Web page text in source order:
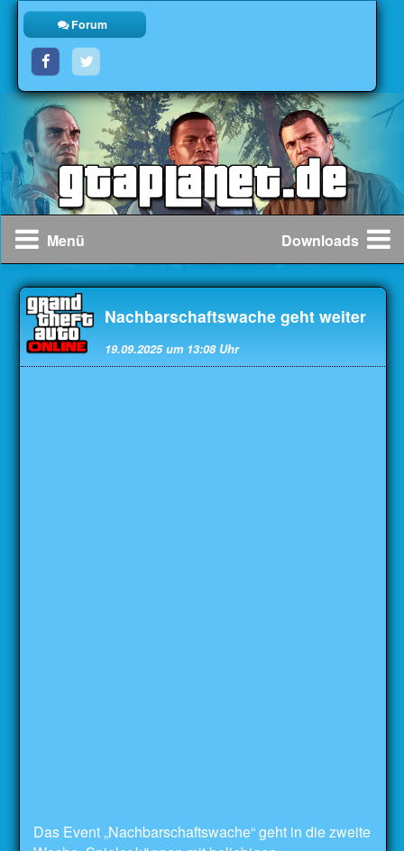
Forum
Menü Downloads
Nachbarschaftswache geht weiter
19.09.2025um 13:08Uhr
Das Event „Nachbarschaftswache“ geht in die zweite